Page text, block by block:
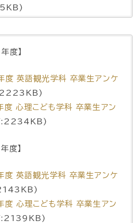
度】
英語観光学科 卒業生アンケ
度 心理こども学科 卒業生アン
度】
英語観光学科 卒業生アンケ
心理こども学科 卒業生アン